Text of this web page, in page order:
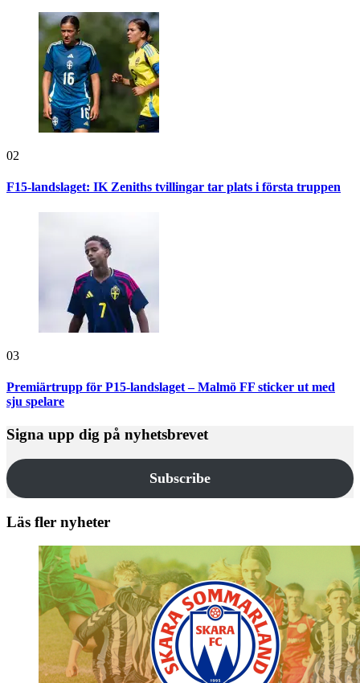
02
F15-landslaget: IK Zeniths tvillingar tar plats i första truppen
03
Premiärtrupp för P15-landslaget – Malmö FF sticker ut med
sju spelare
Signa upp dig på nyhetsbrevet
Subscribe
Läs fler nyheter